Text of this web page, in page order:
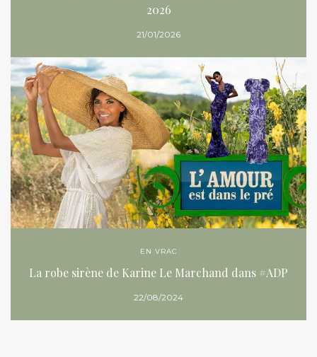
2026
21/01/2026
EN VRAC
La robe sirène de Karine Le Marchand dans #ADP
22/08/2024